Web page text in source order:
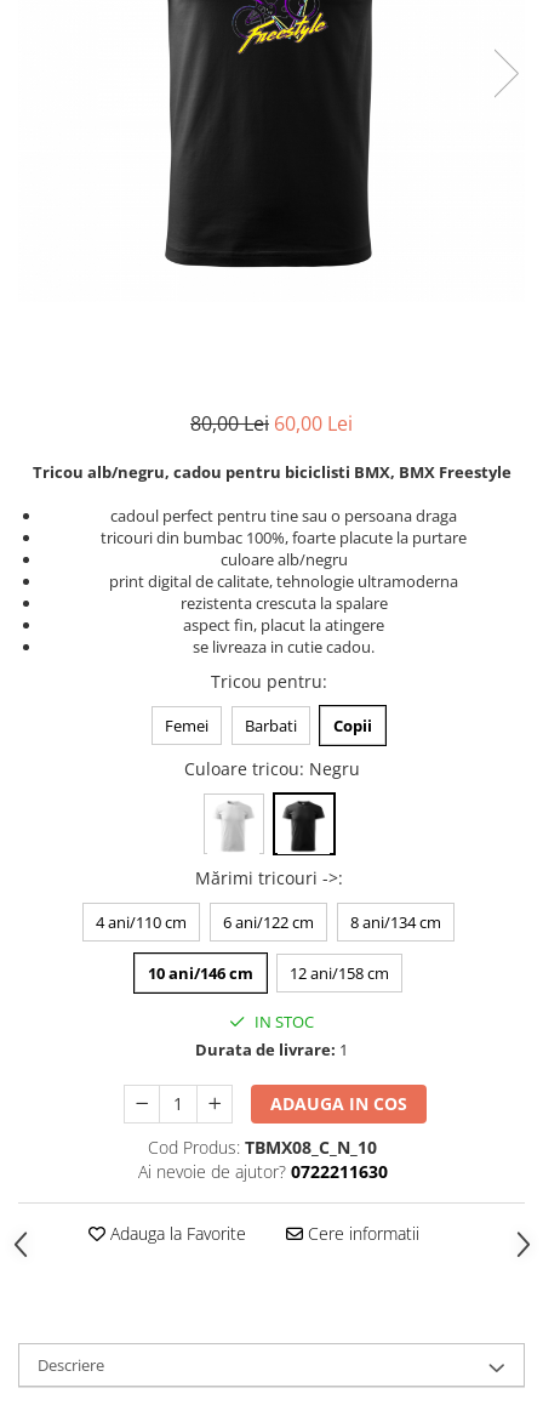
Tricouri gameri
Tricouri music is life
Tricouri sporturi de iarna
Tricouri snowboard
Tricouri aniversare
Tricouri cadou 20 ani
Tricouri cadou 60 ani
Tricouri motociclisti
Tricouri motociclisti
Tricouri biciclisti
Tricouri biciclisti MTB
Tricouri biciclisti BMX
Tricouri biciclisti downhill
Tricouri skateboard
Tricouri yoga
80,00 Lei 60,00 Lei
Tricou alb/negru, cadou pentru biciclisti BMX, BMX Freestyle
cadoul perfect pentru tine sau o persoana draga
tricouri din bumbac 100%, foarte placute la purtare
culoare alb/negru
print digital de calitate, tehnologie ultramoderna
rezistenta crescuta la spalare
aspect fin, placut la atingere
se livreaza in cutie cadou.
Tricou pentru:
Femei Barbati Copii
Culoare tricou: Negru
Mărimi tricouri ->:
4 ani/110 cm 6 ani/122 cm 8 ani/134 cm
10 ani/146 cm 12 ani/158 cm
IN STOC
Durata de livrare: 1
ADAUGA IN COS
Cod Produs: TBMX08_C_N_10
Ai nevoie de ajutor? 0722211630
Adauga la Favorite Cere informatii
Descriere